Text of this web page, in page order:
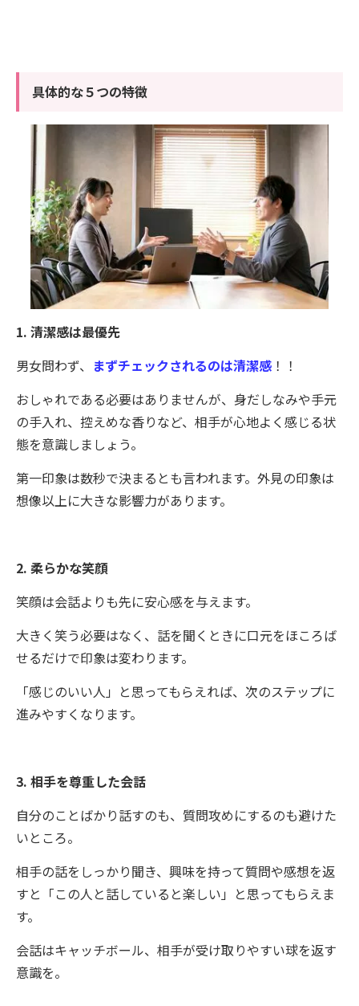
具体的な５つの特徴
1. 清潔感は最優先
男女問わず、 まずチェックされるのは清潔感 ！！
おしゃれである必要はありませんが、身だしなみや手元
の手入れ、控えめな香りなど、相手が心地よく感じる状
態を意識しましょう。
第一印象は数秒で決まるとも言われます。外見の印象は
想像以上に大きな影響力があります。
2. 柔らかな笑顔
笑顔は会話よりも先に安心感を与えます。
大きく笑う必要はなく、話を聞くときに口元をほころば
せるだけで印象は変わります。
「感じのいい人」と思ってもらえれば、次のステップに
進みやすくなります。
3. 相手を尊重した会話
自分のことばかり話すのも、質問攻めにするのも避けた
いところ。
相手の話をしっかり聞き、興味を持って質問や感想を返
すと「この人と話していると楽しい」と思ってもらえま
す。
会話はキャッチボール、相手が受け取りやすい球を返す
意識を。